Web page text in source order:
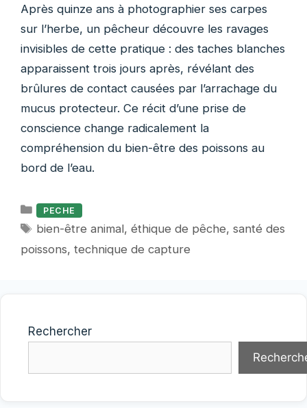
Après quinze ans à photographier ses carpes
sur l’herbe, un pêcheur découvre les ravages
invisibles de cette pratique : des taches blanches
apparaissent trois jours après, révélant des
brûlures de contact causées par l’arrachage du
mucus protecteur. Ce récit d’une prise de
conscience change radicalement la
compréhension du bien-être des poissons au
bord de l’eau.
Catégories
PECHE
Étiquettes
bien-être animal,éthique de pêche,santé des
poissons, technique de capture
Rechercher